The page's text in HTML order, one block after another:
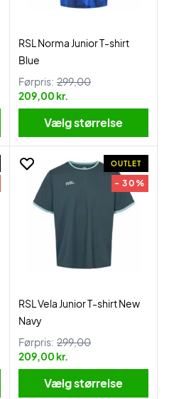
RSL Norma Junior T-shirt
Blue
Førpris: 299,00
209,00 kr.
Vælg størrelse
OUTLET
- 30%
RSL Vela Junior T-shirt New
Navy
Førpris: 299,00
209,00 kr.
Vælg størrelse